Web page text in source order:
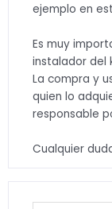
ejemplo en
Es muy
instalador del
La compra y
quien lo
responsable
Cualquier